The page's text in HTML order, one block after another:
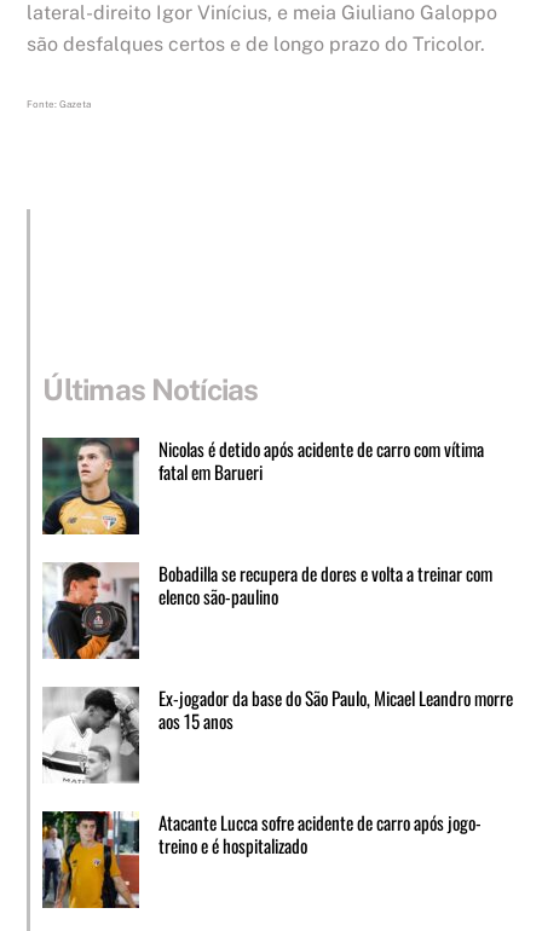
lateral-direito Igor Vinícius, e meia Giuliano Galoppo
são desfalques certos e de longo prazo do Tricolor.
Fonte: Gazeta
Últimas Notícias
Nicolas é detido após acidente de carro com vítima
fatal em Barueri
Bobadilla se recupera de dores e volta a treinar com
elenco são-paulino
Ex-jogador da base do São Paulo, Micael Leandro morre
aos 15 anos
Atacante Lucca sofre acidente de carro após jogo-
treino e é hospitalizado